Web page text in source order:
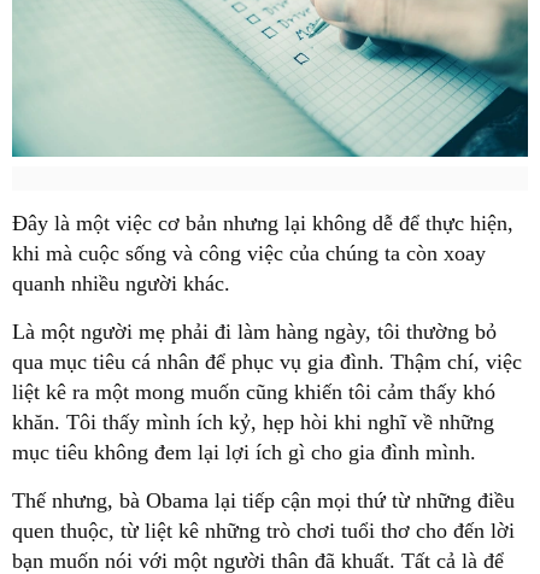
Đây là một việc cơ bản nhưng lại không dễ để thực hiện,
khi mà cuộc sống và công việc của chúng ta còn xoay
quanh nhiều người khác.
Là một người mẹ phải đi làm hàng ngày, tôi thường bỏ
qua mục tiêu cá nhân để phục vụ gia đình. Thậm chí, việc
liệt kê ra một mong muốn cũng khiến tôi cảm thấy khó
khăn. Tôi thấy mình ích kỷ, hẹp hòi khi nghĩ về những
mục tiêu không đem lại lợi ích gì cho gia đình mình.
Thế nhưng, bà Obama lại tiếp cận mọi thứ từ những điều
quen thuộc, từ liệt kê những trò chơi tuổi thơ cho đến lời
bạn muốn nói với một người thân đã khuất. Tất cả là để